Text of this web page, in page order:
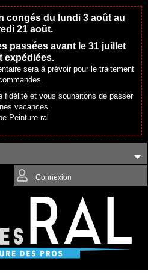
congés du lundi 3 août au
21 août.
passées avant le 31 juillet
expédiées.
sera à prévoir pour le traitement
fidélité et vous souhaitons de passer
vacances.
Peinture-ral
Connexion